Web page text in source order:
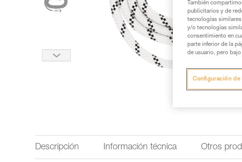
Descripción Información técnica Otros
También
publicitarios y de
tecnologías
y/o tecnologías
consentimiento en
parte inferior de la
de usuario, pero
Configuración de